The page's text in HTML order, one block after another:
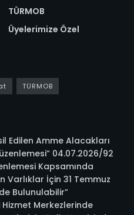
TÜRMOB
Üyelerimize Özel
TÜRMOB
Edilen Amme Alacakları
04.07.2026/92
Kapsamında
Varlıklar İçin 31 Temmuz
Bulunulabilir”
Hizmet Merkezlerinde